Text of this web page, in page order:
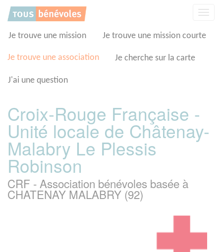
Je trouve une mission Je trouve une mission courte
Je trouve une association Je cherche sur la carte
J'ai une question
Croix-Rouge Française -
Unité locale de Châtenay-
Malabry Le Plessis
Robinson
CRF - Association bénévoles basée à
CHATENAY MALABRY (92)
Panneau de gestion des cookies